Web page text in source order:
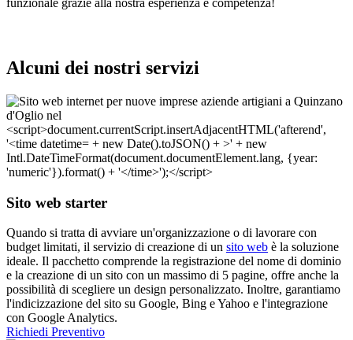
funzionale grazie alla nostra esperienza e competenza!
Alcuni dei nostri servizi
Sito web starter
Quando si tratta di avviare un'organizzazione o di lavorare con
budget limitati, il servizio di creazione di un sito web è la soluzione
ideale. Il pacchetto comprende la registrazione del nome di dominio
e la creazione di un sito con un massimo di 5 pagine, offre anche la
possibilità di scegliere un design personalizzato. Inoltre, garantiamo
l'indicizzazione del sito su Google, Bing e Yahoo e l'integrazione
con Google Analytics.
Richiedi Preventivo